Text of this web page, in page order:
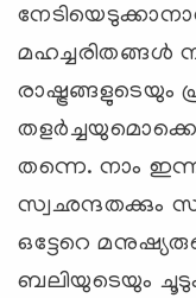
മഹച്ചരിതങ്ങള്‍
തന്നെ. നാം
സ്വഛന്ദതക്കും
ഒട്ടേറെ
ബലിയുടെയും